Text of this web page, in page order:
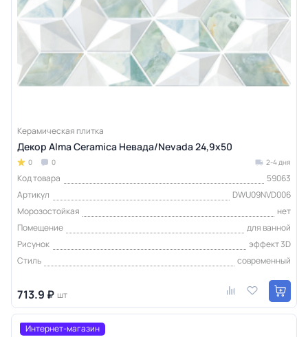
Керамическая плитка
Декор Alma Ceramica Невада/Nevada 24,9x50
0 0 2-4 дня
Код товара
59063
Артикул
DWU09NVD006
Морозостойкая
нет
Помещение
для ванной
Рисунок
эффект 3D
Стиль
современный
713.9 ₽ шт
Интернет-магазин